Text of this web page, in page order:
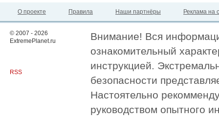
О проекте Правила Наши партнёры Реклама на
© 2007 - 2026
ExtremePlanet.ru
RSS
Внимание! Вся
ознакомительный
инструкцией.
безопасности
Настоятельно
руководством опытного